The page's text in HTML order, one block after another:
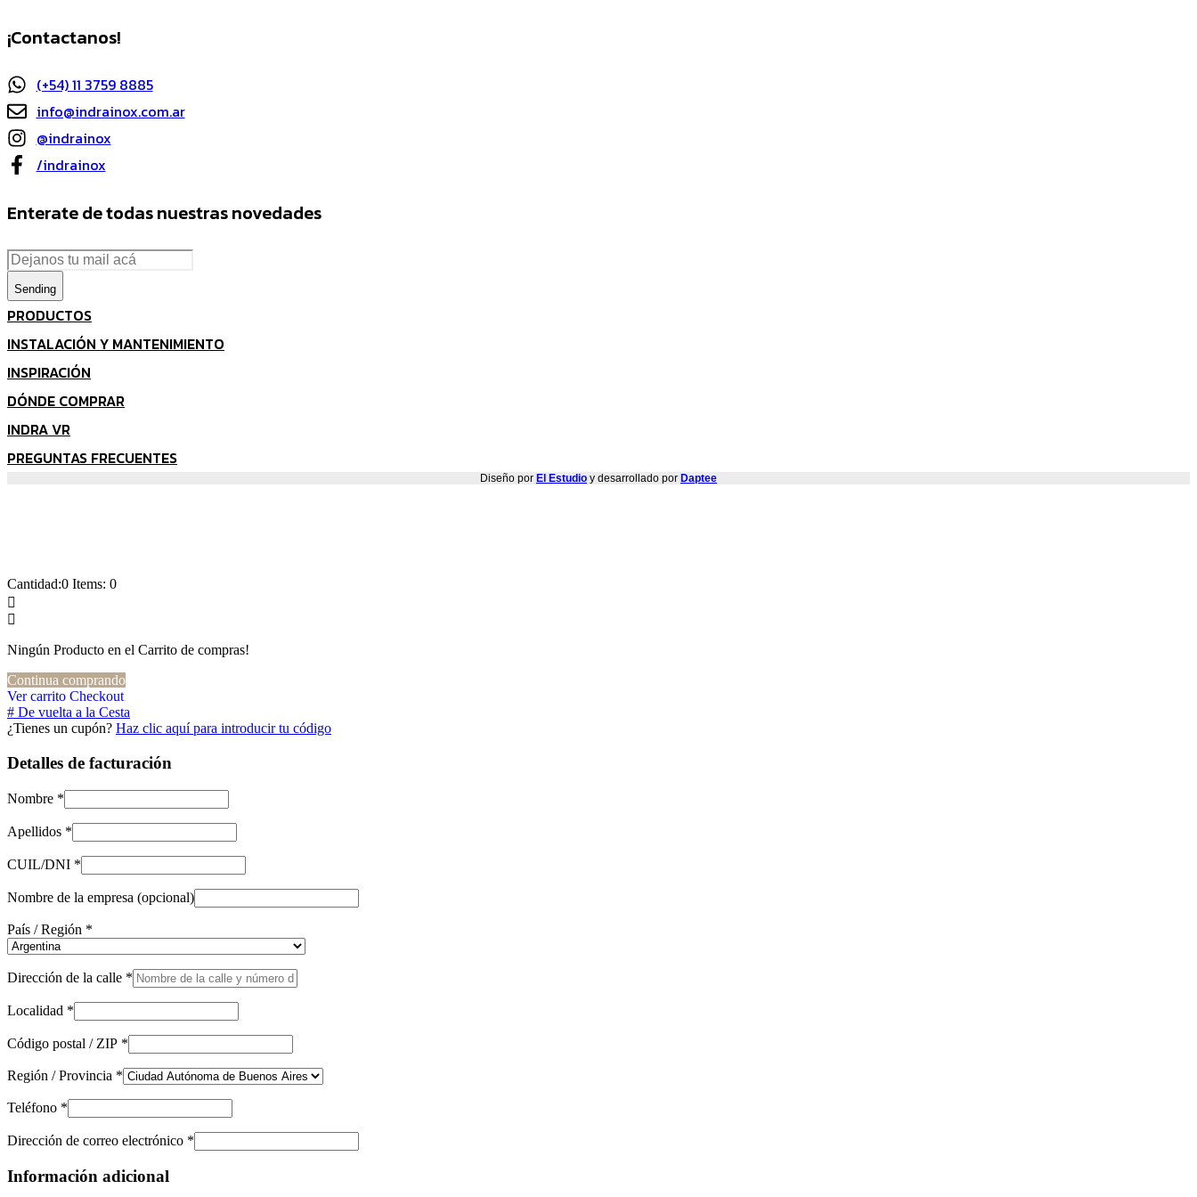
Saltar
los
Saltar
a
principal
Saltar
al
contenido
¡Contactanos!
(+54) 11 3759 8885
info@indrainox.com.ar
@indrainox
/indrainox
Enterate de todas nuestras novedades
Sending
PRODUCTOS
INSTALACIÓN Y MANTENIMIENTO
INSPIRACIÓN
DÓNDE COMPRAR
INDRA VR
PREGUNTAS FRECUENTES
Diseño por El Estudio y desarrollado por Daptee
Cantidad:0 Items: 0
Ningún Producto en el Carrito de compras!
Continua comprando
Ver carrito Checkout
De vuelta a la Cesta
¿Tienes un cupón? Haz clic aquí para introducir tu código
Detalles de facturación
Nombre *
Apellidos *
CUIL/DNI *
Nombre de la empresa (opcional)
País / Región *
Dirección de la calle *
Localidad *
Código postal / ZIP *
Región / Provincia *
Teléfono *
Dirección de correo electrónico *
Información adicional